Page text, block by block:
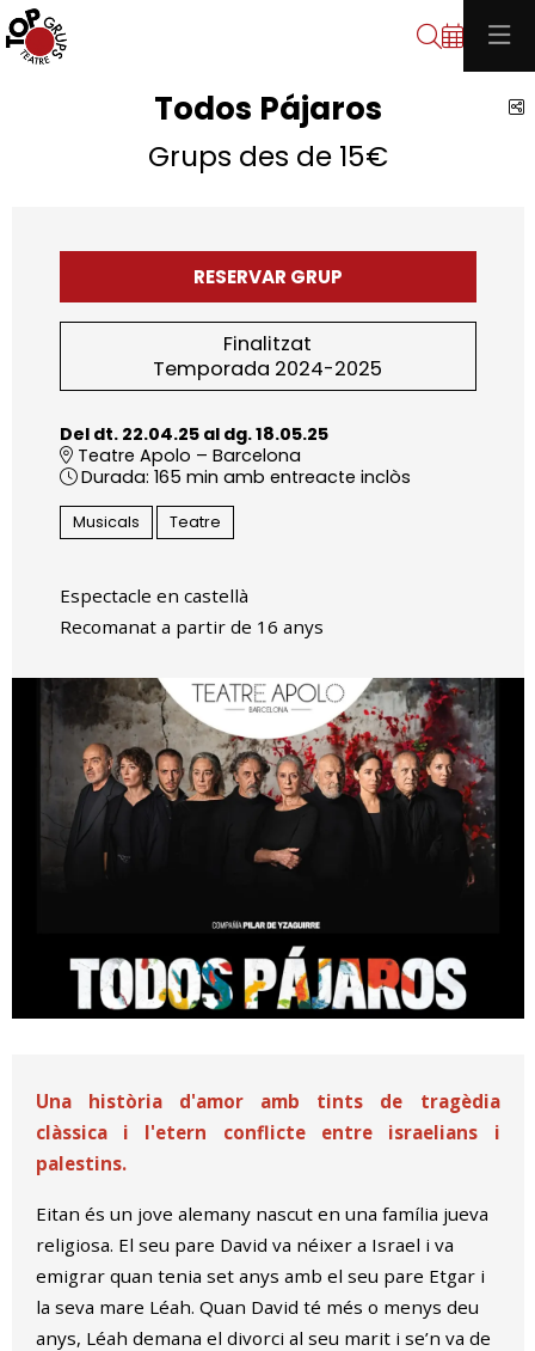
Cerca
Todos Pájaros
Grups des de 15€
RESERVAR GRUP
Finalitzat
Temporada 2024-2025
Del dt. 22.04.25al dg. 18.05.25
Teatre Apolo – Barcelona
Durada: 165 min amb entreacte inclòs
Musicals Teatre
Espectacle en castellà
Recomanat a partir de 16 anys
Una història d'amor amb tints de tragèdia
clàssica i l'etern conflicte entre israelians i
palestins.
Eitan és un jove alemany nascut en una família jueva
religiosa. El seu pare David va néixer a Israel i va
emigrar quan tenia set anys amb el seu pare Etgar i
la seva mare Léah. Quan David té més o menys deu
anys, Léah demana el divorci al seu marit i se’n va de